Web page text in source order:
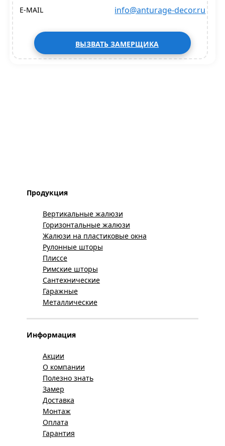
E-MAIL info@anturage-decor.ru
ВЫЗВАТЬ ЗАМЕРЩИКА
Продукция
Вертикальные жалюзи
Горизонтальные жалюзи
Жалюзи на пластиковые окна
Рулонные шторы
Плиссе
Римские шторы
Сантехнические
Гаражные
Металлические
Информация
Акции
О компании
Полезно знать
Замер
Доставка
Монтаж
Оплата
Гарантия